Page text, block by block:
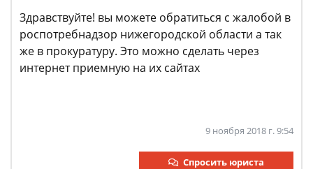
Здравствуйте! вы можете обратиться с жалобой в
роспотребнадзор нижегородской области а так
же в прокуратуру. Это можно сделать через
интернет приемную на их сайтах
9 ноября 2018 г. 9:54
Спросить юриста